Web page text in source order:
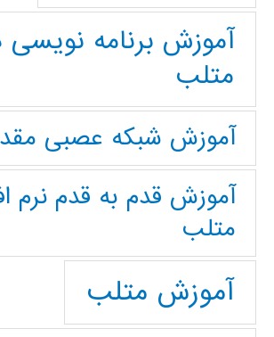
آموزش برنامه نویسی
متلب
آموزش شبکه عصبی
آموزش قدم به قدم نرم
متلب
آموزش متلب